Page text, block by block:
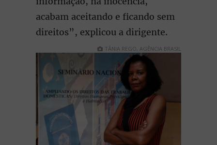
acabam aceitando e ficando sem
direitos”, explicou a dirigente.
TÂNIA REGO, AGÊNCIA BRASIL